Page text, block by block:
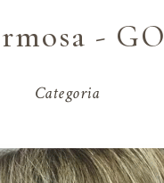
- GO
Categoria